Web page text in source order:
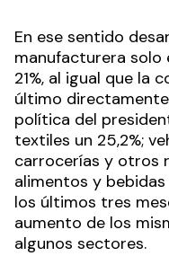
En ese sentido
manufacturera solo
21%, al igual que la
último
política del
textiles un 25,2%;
carrocerías y otros
alimentos y bebidas
los últimos tres
aumento de los
algunos sectores.